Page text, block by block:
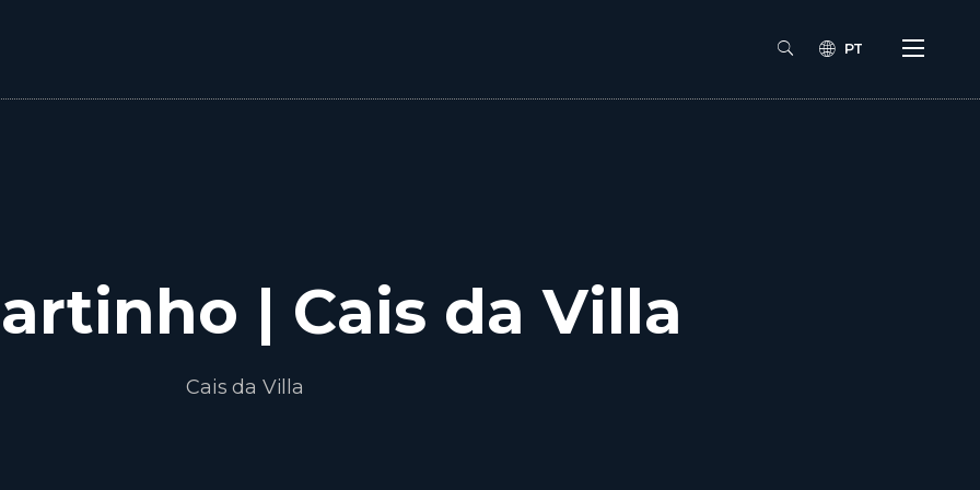
PT
| Cais da Villa
Cais da Villa